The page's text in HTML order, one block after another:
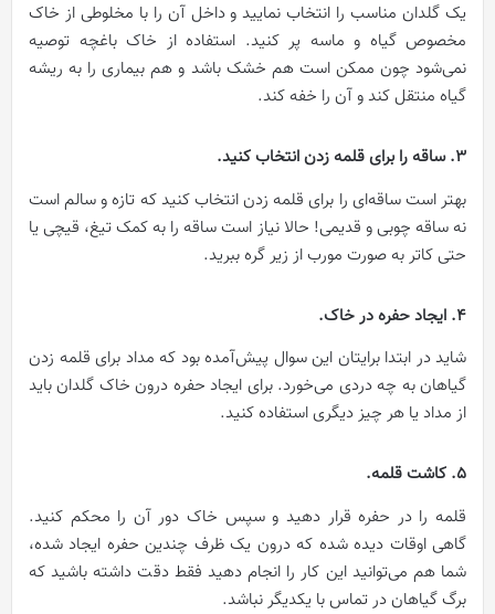
یک گلدان مناسب را انتخاب نمایید و داخل آن را با مخلوطی از خاک
مخصوص گیاه و ماسه پر کنید. استفاده از خاک باغچه توصیه
نمی‌شود چون ممکن است هم خشک باشد و هم بیماری را به ریشه
گیاه منتقل کند و آن را خفه کند.
3. ساقه را برای قلمه زدن انتخاب کنید.
بهتر است ساقه‌ای را برای قلمه زدن انتخاب کنید که تازه و سالم است
نه ساقه‌ چوبی و قدیمی! حالا نیاز است ساقه را به کمک تیغ، قیچی یا
حتی کاتر به صورت مورب از زیر گره ببرید.
4. ایجاد حفره در خاک.
شاید در ابتدا برایتان این سوال پیش‌آمده بود که مداد برای قلمه زدن
گیاهان به چه دردی می‌خورد. برای ایجاد حفره درون خاک گلدان باید
از مداد یا هر چیز دیگری استفاده کنید.
5. کاشت قلمه.
قلمه‌ را در حفره قرار دهید و سپس خاک دور آن را محکم کنید.
گاهی اوقات دیده شده که درون یک ظرف چندین حفره ایجاد شده،
شما هم می‌توانید این کار را انجام دهید فقط دقت داشته باشید که
برگ گیاهان در تماس با یکدیگر نباشد.